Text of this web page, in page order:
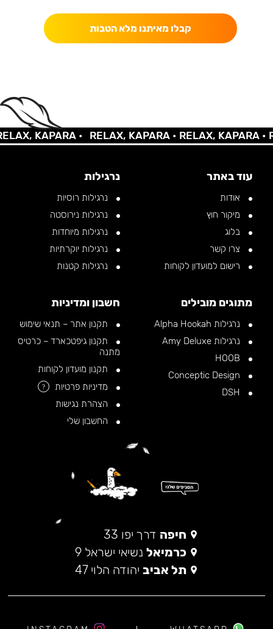
קבלו מאיתנו מלא הטבות
KAPARA • RELAX, KAPARA •RELAX, KAPARA •
עוד באתר
אודות
מיקור חוץ
בלוג
צרו קשר
רישום למועדון לקוחות
נרגילות
נרגילות רוסיות
נרגילות נירוסטה
נרגילות מיוחדות
נרגילות יוקרתיות
נרגילות קטנות
מתוגים מובילים
נרגילות Alpha Hookah
נרגילות Amy Deluxe
חשבון ומדיניות
תקנון אתר – תנאי שימוש
תקנון גיפטכארד – כרטיס
מתנה
תקנון מועדון לקוחות
מדיניות פרטיות
?
הצהרת נגישות
החשבון שלי
חיפה דרך יפו 33
כרמיאל נשיאי ישראל 9
תל אביב יהודה הלוי 47